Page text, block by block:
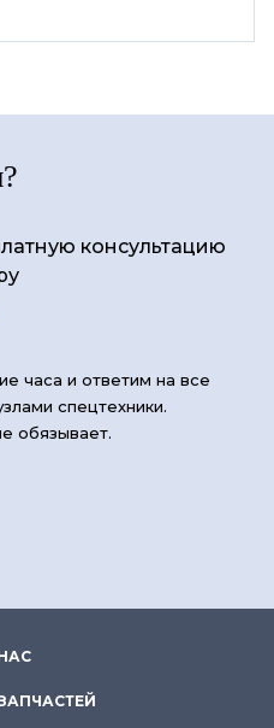
консультацию
часа и ответим на все
спецтехники.
обязывает.